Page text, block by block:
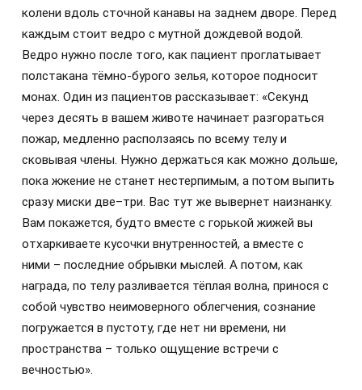
колени вдоль сточной канавы на заднем дворе. Перед
каждым стоит ведро с мутной дождевой водой.
Ведро нужно после того, как пациент проглатывает
полстакана тёмно-бурого зелья, которое подносит
монах. Один из пациентов рассказывает: «Секунд
через десять в вашем животе начинает разгораться
пожар, медленно расползаясь по всему телу и
сковывая члены. Нужно держаться как можно дольше,
пока жжение не станет нестерпимым, а потом выпить
сразу миски две–три. Вас тут же вывернет наизнанку.
Вам покажется, будто вместе с горькой жижей вы
отхаркиваете кусочки внутренностей, а вместе с
ними – последние обрывки мыслей. А потом, как
награда, по телу разливается тёплая волна, принося с
собой чувство неимоверного облегчения, сознание
погружается в пустоту, где нет ни времени, ни
пространства – только ощущение встречи с
вечностью».